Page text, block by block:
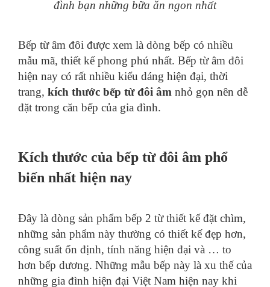
đình bạn những bữa ăn ngon nhất
Bếp từ âm đôi được xem là dòng bếp có nhiều
mẫu mã, thiết kế phong phú nhất. Bếp từ âm đôi
hiện nay có rất nhiều kiểu dáng hiện đại, thời
trang, kích thước bếp từ đôi âm nhỏ gọn nên dễ
đặt trong căn bếp của gia đình.
Kích thước của bếp từ đôi âm phổ
biến nhất hiện nay
Đây là dòng sản phẩm bếp 2 từ thiết kế đặt chìm,
những sản phẩm này thường có thiết kế đẹp hơn,
công suất ổn định, tính năng hiện đại và … to
hơn bếp dương. Những mẫu bếp này là xu thế của
những gia đình hiện đại Việt Nam hiện nay khi